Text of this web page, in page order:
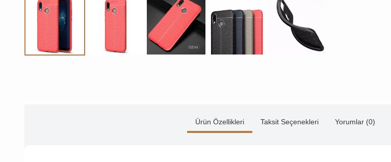
Ürün Özellikleri Taksit Seçenekleri Yorumlar (0)